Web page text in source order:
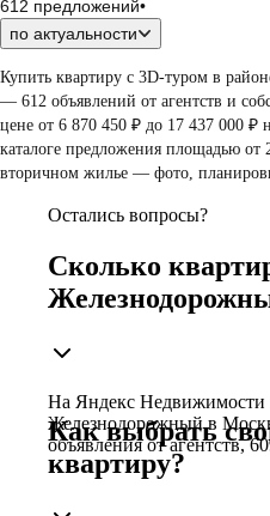
612 предложений•
по актуальности
Купить квартиру c 3D-туром в
— 612 объявлений от агентств и
цене от 6 870 450 ₽ до 17 437 000
каталоге предложения площадью от
вторичном жилье — фото,
Остались вопросы?
Сколько
На Яндекс Недвижимости
Железнодорожный в
объявления от агентств,
Как выбрать
квартиру?